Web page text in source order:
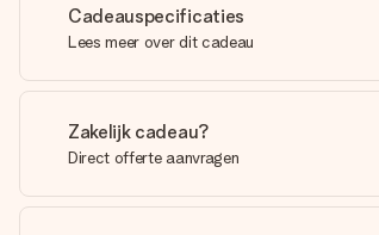
Cadeauspecificaties
Lees meer over dit cadeau
Zakelijk cadeau?
Direct offerte aanvragen